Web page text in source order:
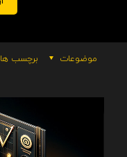
موضوعات برچسب ها